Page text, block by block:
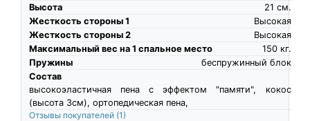
Высота
см.
21
Жесткость стороны 1
Высокая
Жесткость стороны 2
Высокая
Максимальный вес на 1 спальное место
кг.
150
Пружины
беспружинный блок
Состав
высокоэластичная пена c эффектом "памяти", кокос
(высота 3см), ортопедическая пена,
Отзывы покупателей (1)